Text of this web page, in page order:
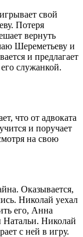
свой
Потеря
вернуть
Шереметьеву и
и предлагает
служанкой.
что от адвоката
и поручает
на свою
Оказывается,
Николай уехал
его, Анна
Натальи. Николай
с ней в игру.